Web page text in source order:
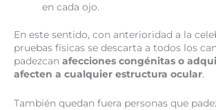
en cada ojo.
En este sentido, con anterioridad a la
pruebas físicas se descarta a todos los
padezcan afecciones congénitas o
afecten a cualquier estructura ocular.
También quedan fuera personas que